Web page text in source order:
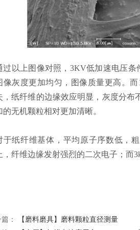
过以上图像对照，3KV低加速电压条
像灰度更加均匀，图像质量更高。
，纸纤维的边缘效应明显，灰度分布
的无机颗粒相对更加清晰。
于纸纤维基体，平均原子序数低，
，纤维边缘发射强烈的二次电子；而
：
【磨料磨具】磨料颗粒直径测量